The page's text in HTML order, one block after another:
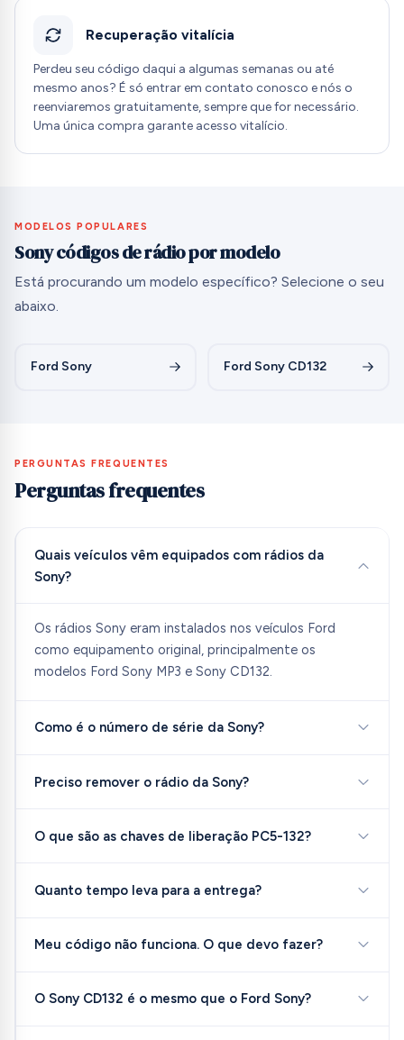
Recuperação vitalícia
Perdeu seu código daqui a algumas semanas ou até
mesmo anos? É só entrar em contato conosco e nós o
reenviaremos gratuitamente, sempre que for necessário.
Uma única compra garante acesso vitalício.
MODELOS POPULARES
Sony códigos de rádio por modelo
Está procurando um modelo específico? Selecione o seu
abaixo.
Ford Sony Ford Sony CD132
PERGUNTAS FREQUENTES
Perguntas frequentes
Quais veículos vêm equipados com rádios da
Sony?
Os rádios Sony eram instalados nos veículos Ford
como equipamento original, principalmente os
modelos Ford Sony MP3 e Sony CD132.
Como é o número de série da Sony?
Preciso remover o rádio da Sony?
O que são as chaves de liberação PC5-132?
Quanto tempo leva para a entrega?
Meu código não funciona. O que devo fazer?
O Sony CD132 é o mesmo que o Ford Sony?